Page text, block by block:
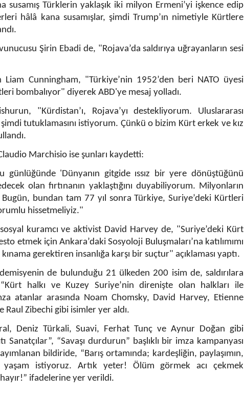
susamış Türklerin yaklaşık iki milyon Ermeni’yi işkence edip
hâlâ kana susamışlar, şimdi Trump’ın nimetiyle Kürtlere
Şirin Ebadi de, "Rojava’da saldırıya uğrayanların sesi
Cunningham, "Türkiye’nin 1952’den beri NATO üyesi
bombalıyor" diyerek ABD'ye mesaj yolladı.
"Kürdistan’ı, Rojava’yı destekliyorum. Uluslararası
tutuklamasını istiyorum. Çünkü o bizim Kürt erkek ve kız
Marchisio ise şunları kaydetti:
günlüğünde 'Dünyanın gitgide ıssız bir yere dönüştüğünü
olan fırtınanın yaklaştığını duyabiliyorum. Milyonların
Bugün, bundan tam 77 yıl sonra Türkiye, Suriye’deki Kürtleri
hissetmeliyiz."
kuramcı ve aktivist David Harvey de, "Suriye’deki Kürt
etmek için Ankara’daki Sosyoloji Buluşmaları’na katılımımı
gerektiren insanlığa karşı bir suçtur" açıklaması yaptı.
de bulunduğu 21 ülkeden 200 isim de, saldırılara
“Kürt halkı ve Kuzey Suriye’nin direnişte olan halkları ile
atanlar arasında Noam Chomsky, David Harvey, Etienne
Raul Zibechi gibi isimler yer aldı.
Deniz Türkali, Suavi, Ferhat Tunç ve Aynur Doğan gibi
Sanatçılar”, “Savaşı durdurun” başlıklı bir imza kampanyası
bildiride, “Barış ortamında; kardeşliğin, paylaşımın,
istiyoruz. Artık yeter! Ölüm görmek acı çekmek
ifadelerine yer verildi.